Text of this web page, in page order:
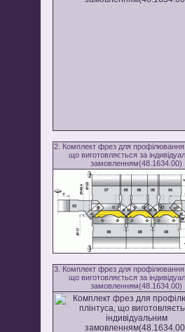
2. Комплект фрез для профілювання
що виготовляється за
замовленням(48.1634.00)
3. Комплект фрез для профілювання
що виготовляється за
замовленням(48.1634.00)